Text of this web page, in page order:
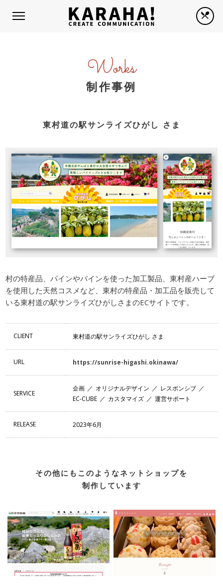
Works
制作事例
東村道の駅サンライズひがし さま
村の特産品、パインやパインを使った加工製品、東村産ハーブ
を使用した天然コスメなど、東村の特産品・加工品を販売して
いる東村道の駅サンライズひがしさまのECサイトです。
CLIENT 東村道の駅サンライズひがし さま
URL https://sunrise-higashi.okinawa/
SERVICE
企画 オリジナルデザイン
レスポンシブ
EC-CUBE
カスタマイズ 運営サポート
RELEASE 2023年6月
その他にもこのようなネットショップを
制作しています